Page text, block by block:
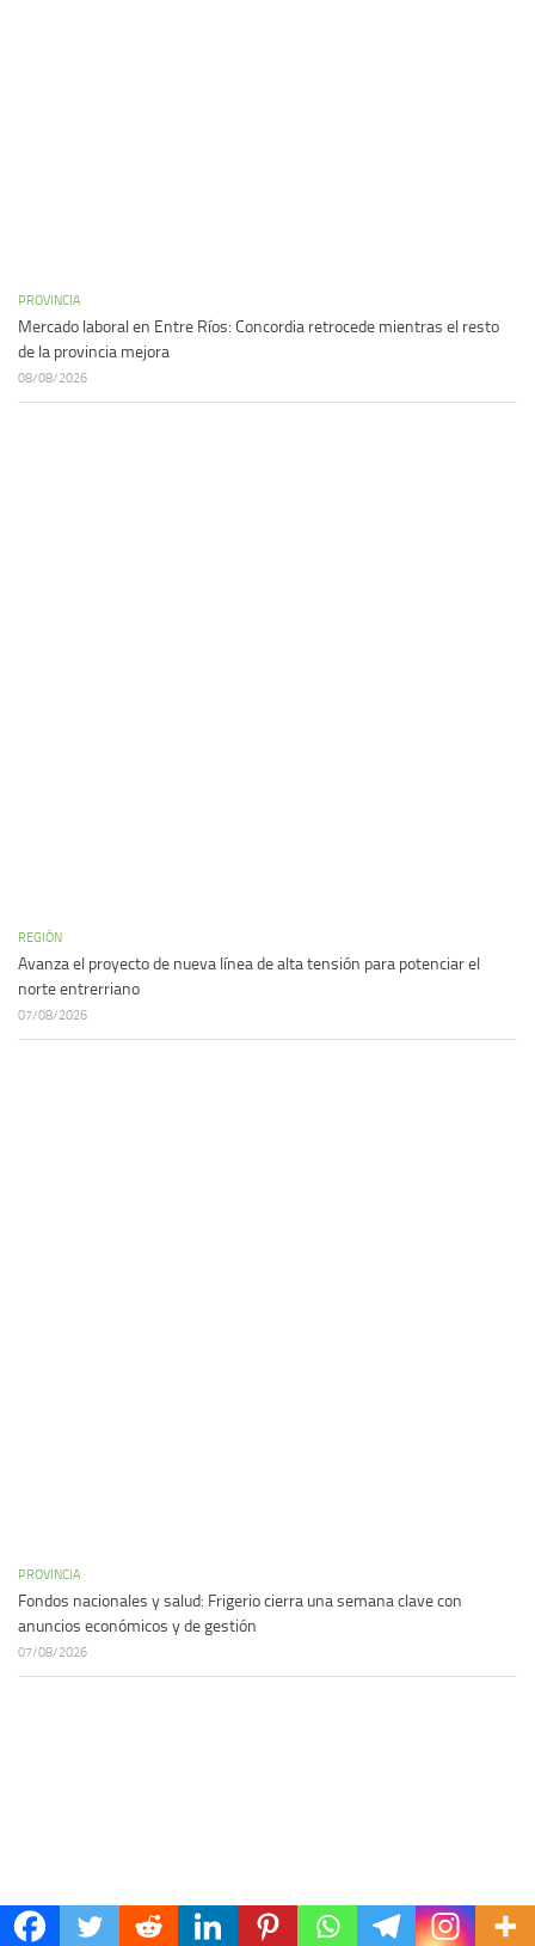
PROVINCIA
Mercado laboral en Entre Ríos: Concordia retrocede mientras el resto
de la provincia mejora
08/08/2026
REGIÓN
Avanza el proyecto de nueva línea de alta tensión para potenciar el
norte entrerriano
07/08/2026
PROVINCIA
Fondos nacionales y salud: Frigerio cierra una semana clave con
anuncios económicos y de gestión
07/08/2026